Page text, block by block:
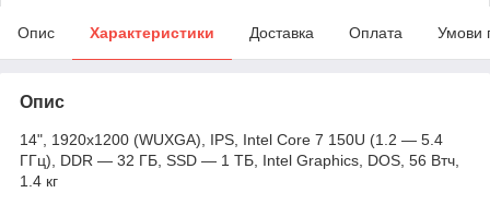
Опис Характеристики Доставка Оплата Умови
Опис
14", 1920x1200 (WUXGA), IPS, Intel Core 7 150U (1.2 — 5.4
ГГц), DDR — 32 ГБ, SSD — 1 ТБ, Intel Graphics, DOS, 56 Втч,
1.4 кг